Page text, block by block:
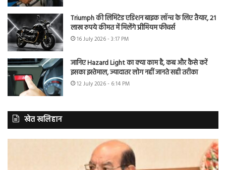
Triumph की लिमिटेड एडिशन बाइक लॉन्च के लिए तैयार, 21
लाख रुपये कीमत में मिलेंगे प्रीमियम फीचर्स
16 July 2026 - 3:17 PM
जानिए Hazard Light का क्या काम है, कब और कैसे करें
इसका इस्तेमाल, ज्यादातर लोग नहीं जानते सही तरीका
12 July 2026 - 6:14 PM
खेत खलिहान